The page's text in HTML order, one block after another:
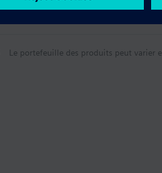
Le portefeuille des produits peut varier